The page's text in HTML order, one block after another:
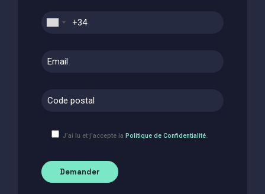
J’ai lu et j’accepte la Politique de Confidentialité.